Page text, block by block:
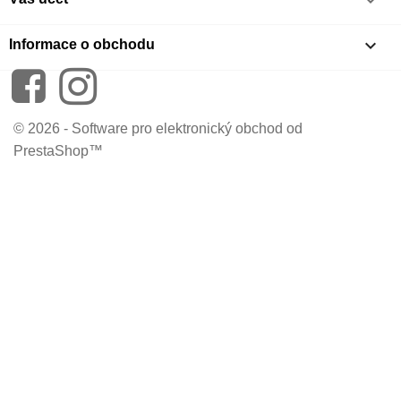
Informace o obchodu keyboard_arrow_down
FacebookInstagram
© 2026 - Software pro elektronický obchod od
PrestaShop™